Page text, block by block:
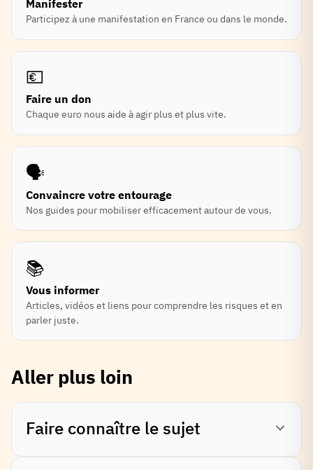
Manifester
Participez à une manifestation en France ou dans le monde.
💶
Faire un don
Chaque euro nous aide à agir plus et plus vite.
🗣️
Convaincre votre entourage
Nos guides pour mobiliser efficacement autour de vous.
📚
Vous informer
Articles, vidéos et liens pour comprendre les risques et en
parler juste.
Aller plus loin
Faire connaître le sujet